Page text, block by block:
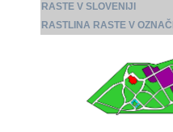
RASTE V SLOVENIJI
RASTLINA RASTE V